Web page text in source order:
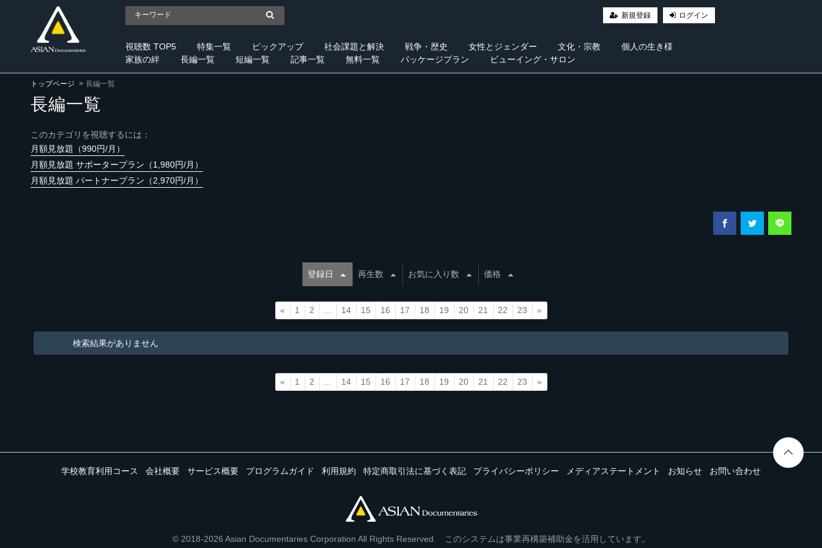
新規登録 ログイン
視聴数 TOP5 特集一覧 ピックアップ 社会課題と解決 戦争・歴史 女性とジェンダー 文化・宗教
個人の生き様
家族の絆
長編一覧 短編一覧 記事一覧 無料一覧 パッケージプラン ビューイング・サロン
トップページ 長編一覧
長編一覧
このカテゴリを視聴するには：
月額見放題（990円/月）
月額見放題 サポータープラン（1,980円/月）
月額見放題 パートナープラン（2,970円/月）
登録日 再生数 お気に入り数 価格
« 1 2 14 15 16 17 18 19 20 21 22 23 »
検索結果がありません
« 1 2 14 15 16 17 18 19 20 21 22 23 »
学校教育利用コース 会社概要 サービス概要 プログラムガイド 利用規約 特定商取引法に基づく表記 プライバシーポリシー メディアステートメント お知らせ お問い合わせ
© 2018-2026 Asian Documentaries Corporation All Rights Reserved. このシステムは事業再構築補助金を活用しています。